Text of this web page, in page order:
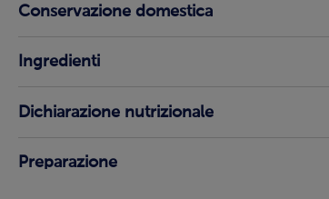
Conservazione domestica
Ingredienti
Dichiarazione nutrizionale
Preparazione